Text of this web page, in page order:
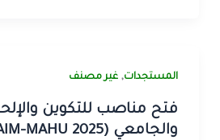
المستجدات, غير مصنف
فتح مناصب للتكوين
والجامعي (AIM-MAHU 2025)